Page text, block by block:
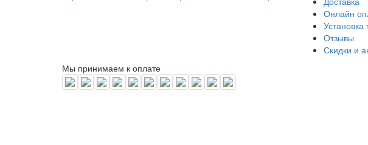
Онлайн
Установка
Отзывы
Скидки и
Мы принимаем к оплате